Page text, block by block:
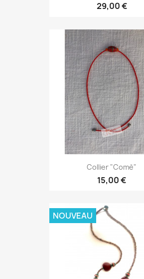
29,00 €
Collier "Comè"
15,00 €
NOUVEAU